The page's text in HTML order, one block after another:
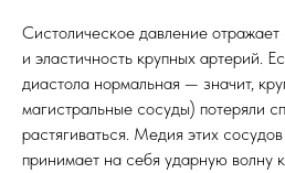
Систолическое давление
и эластичность крупных артерий.
диастола нормальная — значит,
магистральные сосуды) потеряли
растягиваться. Медия этих
принимает на себя ударную волну